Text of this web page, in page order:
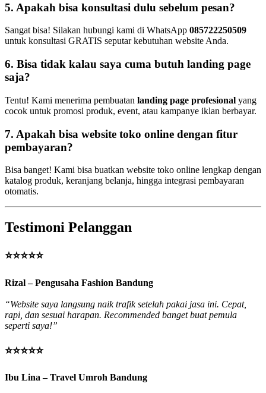
5. Apakah bisa konsultasi dulu sebelum pesan?
Sangat bisa! Silakan hubungi kami di WhatsApp 085722250509
untuk konsultasi GRATIS seputar kebutuhan website Anda.
6. Bisa tidak kalau saya cuma butuh landing page
saja?
Tentu! Kami menerima pembuatan landing page profesional yang
cocok untuk promosi produk, event, atau kampanye iklan berbayar.
7. Apakah bisa website toko online dengan fitur
pembayaran?
Bisa banget! Kami bisa buatkan website toko online lengkap dengan
katalog produk, keranjang belanja, hingga integrasi pembayaran
otomatis.
Testimoni Pelanggan
⭐⭐⭐⭐⭐
Rizal – Pengusaha Fashion Bandung
“Website saya langsung naik trafik setelah pakai jasa ini. Cepat,
rapi, dan sesuai harapan. Recommended banget buat pemula
seperti saya!”
⭐⭐⭐⭐⭐
Ibu Lina – Travel Umroh Bandung